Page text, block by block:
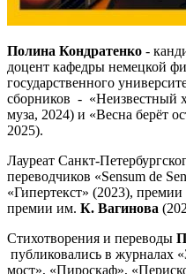
Полина Кондратенко -
доцент кафедры немецкой
государственного
сборников - «Неизвестный
муза, 2024) и «Весна берёт
2025).
Лауреат Санкт-
переводчиков «Sensum de
«Гипертекст» (2023),
премии им. К. Вагинова
Стихотворения и переводы
публиковались в журналах
мост», «Пироскаф»,